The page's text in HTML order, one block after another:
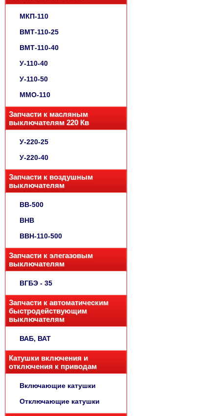
МКП-110
ВМТ-110-25
ВМТ-110-40
У-110-40
У-110-50
ММО-110
Запчасти к масляным
выключателям 220 Кв
У-220-25
У-220-40
Запчасти к воздушным
выключателям
ВВ-500
ВНВ
ВВН-110-500
Запчасти к элегазовым
выключателям
ВГБЭ - 35
Запчасти к автоматическим
быстродействующим
выключателям
ВАБ, ВАТ
Катушки включения и
отключения к приводам
Включающие катушки
Отключающие катушки